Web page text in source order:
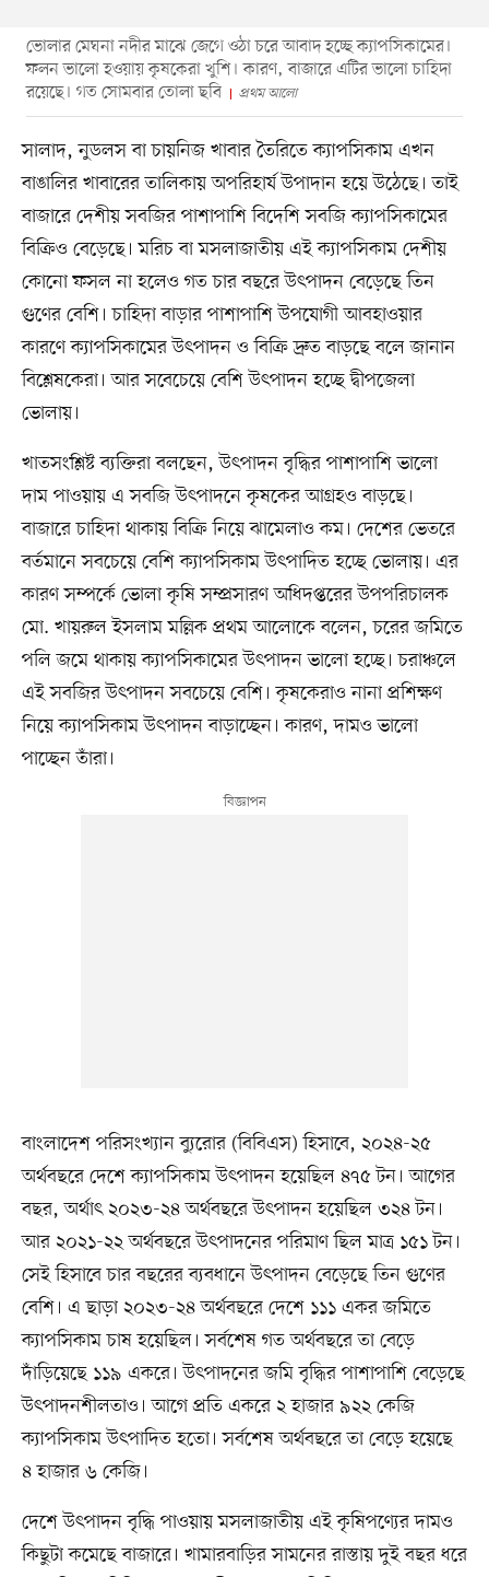
ভোলার মেঘনা নদীর মাঝে জেগে ওঠা চরে আবাদ হচ্ছে ক্যাপসিকামের।
ফলন ভালো হওয়ায় কৃষকেরা খুশি। কারণ, বাজারে এটির ভালো চাহিদা
রয়েছে। গত সোমবার তোলা ছবি
প্রথম আলো
সালাদ, নুডলস বা চায়নিজ খাবার তৈরিতে ক্যাপসিকাম এখন
বাঙালির খাবারের তালিকায় অপরিহার্য উপাদান হয়ে উঠেছে। তাই
বাজারে দেশীয় সবজির পাশাপাশি বিদেশি সবজি ক্যাপসিকামের
বিক্রিও বেড়েছে। মরিচ বা মসলাজাতীয় এই ক্যাপসিকাম দেশীয়
কোনো ফসল না হলেও গত চার বছরে উৎপাদন বেড়েছে তিন
গুণের বেশি। চাহিদা বাড়ার পাশাপাশি উপযোগী আবহাওয়ার
কারণে ক্যাপসিকামের উৎপাদন ও বিক্রি দ্রুত বাড়ছে বলে জানান
বিশ্লেষকেরা। আর সবেচেয়ে বেশি উৎপাদন হচ্ছে দ্বীপজেলা
ভোলায়।
খাতসংশ্লিষ্ট ব্যক্তিরা বলছেন, উৎপাদন বৃদ্ধির পাশাপাশি ভালো
দাম পাওয়ায় এ সবজি উৎপাদনে কৃষকের আগ্রহও বাড়ছে।
বাজারে চাহিদা থাকায় বিক্রি নিয়ে ঝামেলাও কম। দেশের ভেতরে
বর্তমানে সবচেয়ে বেশি ক্যাপসিকাম উৎপাদিত হচ্ছে ভোলায়। এর
কারণ সম্পর্কে ভোলা কৃষি সম্প্রসারণ অধিদপ্তরের উপপরিচালক
মো. খায়রুল ইসলাম মল্লিক প্রথম আলোকে বলেন, চরের জমিতে
পলি জমে থাকায় ক্যাপসিকামের উৎপাদন ভালো হচ্ছে। চরাঞ্চলে
এই সবজির উৎপাদন সবচেয়ে বেশি। কৃষকেরাও নানা প্রশিক্ষণ
নিয়ে ক্যাপসিকাম উৎপাদন বাড়াচ্ছেন। কারণ, দামও ভালো
পাচ্ছেন তাঁরা।
বাংলাদেশ পরিসংখ্যান ব্যুরোর (বিবিএস) হিসাবে, ২০২৪-২৫
অর্থবছরে দেশে ক্যাপসিকাম উৎপাদন হয়েছিল ৪৭৫ টন। আগের
বছর, অর্থাৎ ২০২৩-২৪ অর্থবছরে উৎপাদন হয়েছিল ৩২৪ টন।
আর ২০২১-২২ অর্থবছরে উৎপাদনের পরিমাণ ছিল মাত্র ১৫১ টন।
সেই হিসাবে চার বছরের ব্যবধানে উৎপাদন বেড়েছে তিন গুণের
বেশি। এ ছাড়া ২০২৩-২৪ অর্থবছরে দেশে ১১১ একর জমিতে
ক্যাপসিকাম চাষ হয়েছিল। সর্বশেষ গত অর্থবছরে তা বেড়ে
দাঁড়িয়েছে ১১৯ একরে। উৎপাদনের জমি বৃদ্ধির পাশাপাশি বেড়েছে
উৎপাদনশীলতাও। আগে প্রতি একরে ২ হাজার ৯২২ কেজি
ক্যাপসিকাম উৎপাদিত হতো। সর্বশেষ অর্থবছরে তা বেড়ে হয়েছে
৪ হাজার ৬ কেজি।
দেশে উৎপাদন বৃদ্ধি পাওয়ায় মসলাজাতীয় এই কৃষিপণ্যের দামও
কিছুটা কমেছে বাজারে। খামারবাড়ির সামনের রাস্তায় দুই বছর ধরে